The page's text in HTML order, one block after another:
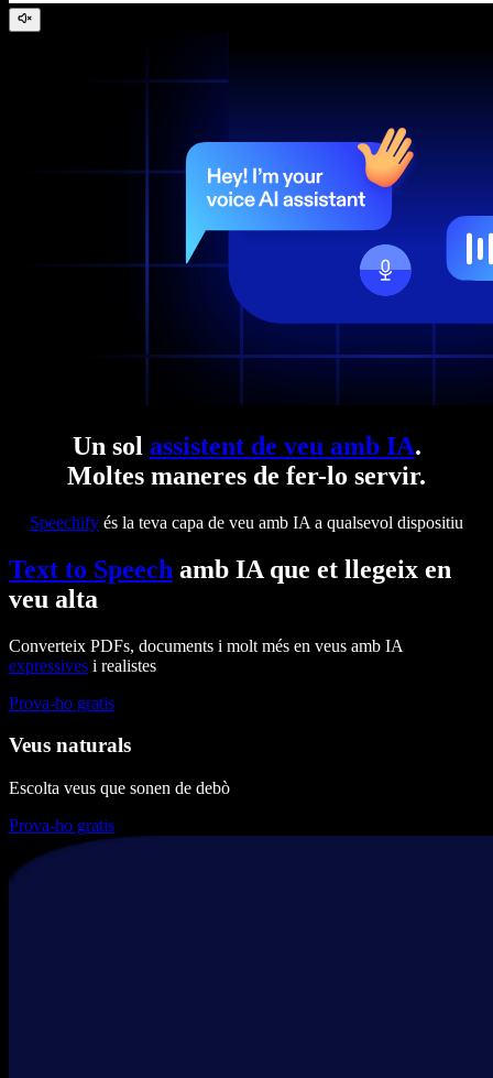
Un sol assistent de veu amb IA.
Moltes maneres de fer-lo servir.
Speechify és la teva capa de veu amb IA a qualsevol dispositiu
Text to Speech amb IA que et llegeix en
veu alta
Converteix PDFs, documents i molt més en veus amb IA
expressives i realistes
Prova-ho gratis
Veus naturals
Escolta veus que sonen de debò
Prova-ho gratis